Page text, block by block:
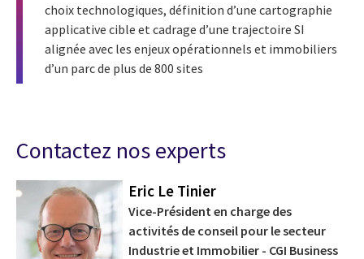
choix technologiques, définition d’une cartographie
applicative cible et cadrage d’une trajectoire SI
alignée avec les enjeux opérationnels et immobiliers
d’un parc de plus de 800 sites
Contactez nos experts
Eric Le Tinier
Vice-Président en charge des
activités de conseil pour le secteur
Industrie et Immobilier - CGI Business